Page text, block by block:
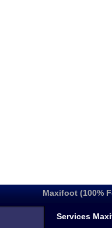
Maxifoot (100%
Services